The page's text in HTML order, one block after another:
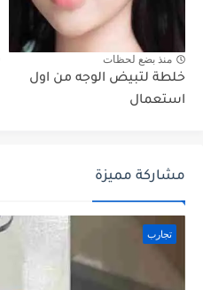
منذ بضع لحظات
خلطة لتبيض الوجه من اول
استعمال
مشاركة مميزة
تجارب